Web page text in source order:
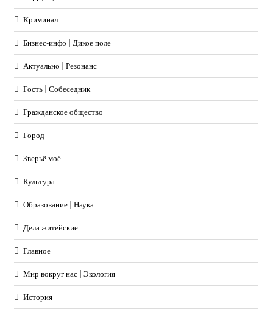
Криминал
Бизнес-инфо | Дикое поле
Актуально | Резонанс
Гость | Собеседник
Гражданское общество
Город
Зверьё моё
Культура
Образование | Наука
Дела житейские
Главное
Мир вокруг нас | Экология
История